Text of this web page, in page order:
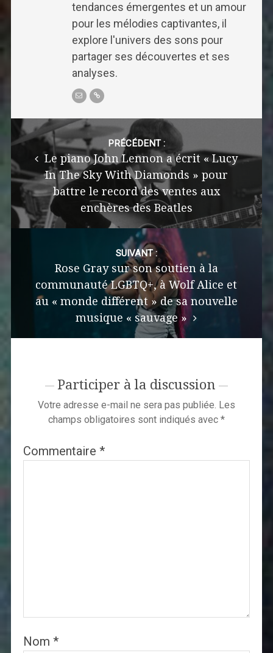
tendances émergentes et un amour
pour les mélodies captivantes, il
explore l'univers des sons pour
partager ses découvertes et ses
analyses.
Post
navigation
PRÉCÉDENT :
Le piano John Lennon a écrit « Lucy
In The Sky With Diamonds » pour
battre le record des ventes aux
enchères des Beatles
SUIVANT :
Rose Gray sur son soutien à la
communauté LGBTQ+, à Wolf Alice et
au « monde différent » de sa nouvelle
musique « sauvage »
Participer à la discussion
Votre adresse e-mail ne sera pas publiée. Les
champs obligatoires sont indiqués avec *
Commentaire *
Nom *